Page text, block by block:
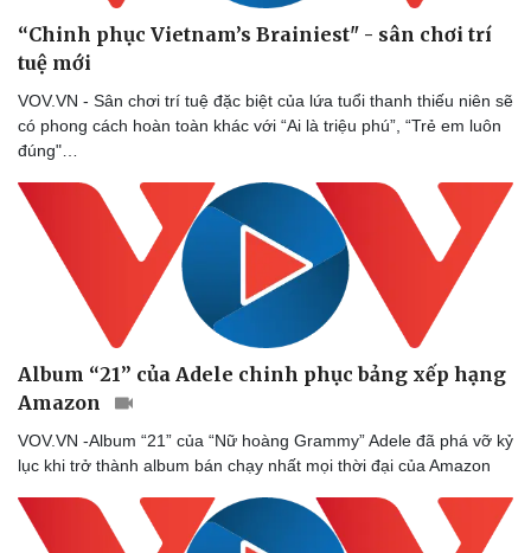
“Chinh phục Vietnam’s Brainiest" - sân chơi trí
tuệ mới
VOV.VN - Sân chơi trí tuệ đặc biệt của lứa tuổi thanh thiếu niên sẽ
có phong cách hoàn toàn khác với “Ai là triệu phú”, “Trẻ em luôn
đúng"…
Album “21” của Adele chinh phục bảng xếp hạng
Amazon
VOV.VN -Album “21” của “Nữ hoàng Grammy” Adele đã phá vỡ kỷ
lục khi trở thành album bán chạy nhất mọi thời đại của Amazon